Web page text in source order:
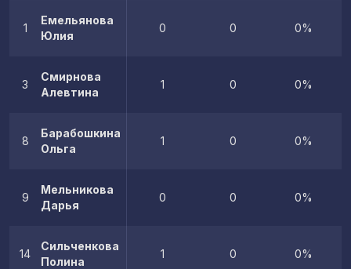
1
Емельянова
Юлия
0 0 0%
3
Смирнова
Алевтина
1 0 0%
8
Барабошкина
Ольга
1 0 0%
9
Мельникова
Дарья
0 0 0%
14
Сильченкова
Полина
1 0 0%